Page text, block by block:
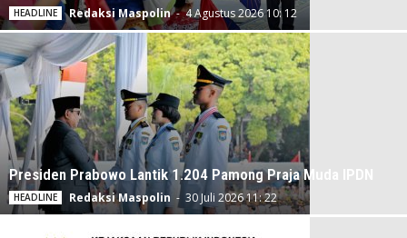
HEADLINE Redaksi Maspolin - 4 Agustus 2026 10: 12
Presiden Prabowo Lantik 1.204 Pamong Praja Muda IPDN
HEADLINE Redaksi Maspolin - 30 Juli 2026 11: 22